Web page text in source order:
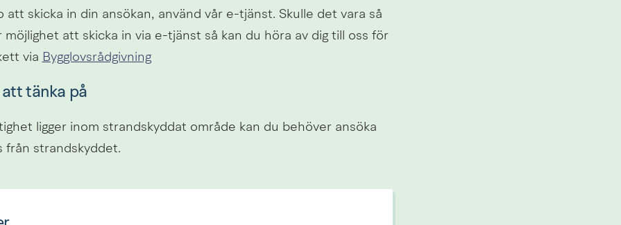
att skicka in din ansökan, använd vår e-tjänst. Skulle det vara så
att skicka in via e-tjänst så kan du höra av dig till oss för
via Bygglovsrådgivning
att tänka på
ligger inom strandskyddat område kan du behöver ansöka
från strandskyddet.